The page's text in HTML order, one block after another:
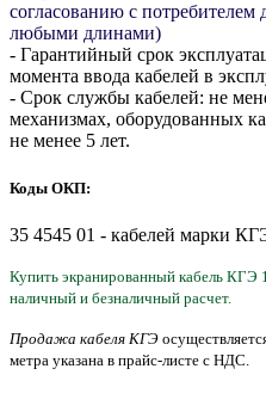
согласованию с потребителем
любыми длинами)
- Гарантийный срок
момента ввода кабелей в
- Срок службы кабелей: не
механизмах, оборудованных
не менее 5 лет.
Коды ОКП:
35 4545 01 - кабелей марки
Купить экранированный кабель КГЭ 1
наличный и безналичный расчет.
Продажа кабеля КГЭ
метра указана в прайс-листе с НДС.